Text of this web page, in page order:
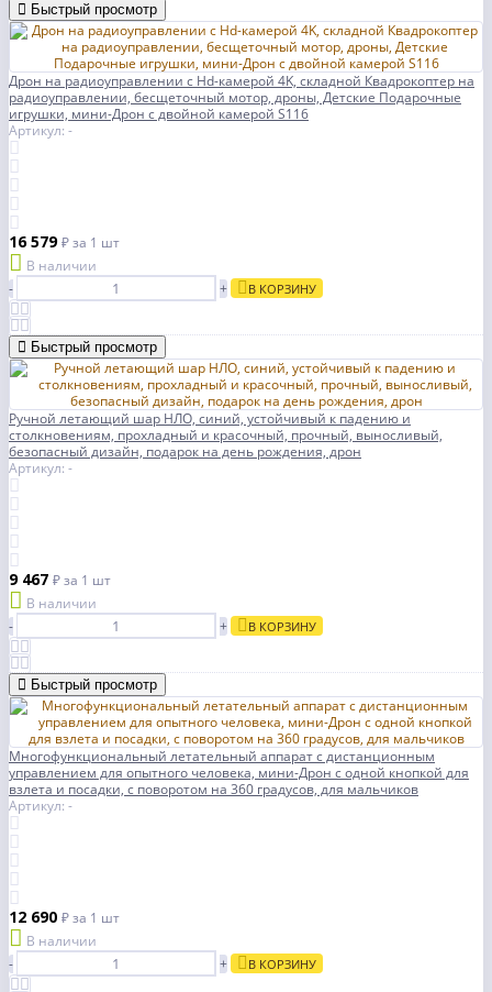
Быстрый просмотр
Дрон на радиоуправлении с Hd-камерой 4K, складной Квадрокоптер на
радиоуправлении, бесщеточный мотор, дроны, Детские Подарочные
игрушки, мини-Дрон с двойной камерой S116
Артикул: -
16 579₽за 1 шт
В наличии
-
+ В КОРЗИНУ
Быстрый просмотр
Ручной летающий шар НЛО, синий, устойчивый к падению и
столкновениям, прохладный и красочный, прочный, выносливый,
безопасный дизайн, подарок на день рождения, дрон
Артикул: -
9 467 ₽за 1 шт
В наличии
-
+ В КОРЗИНУ
Быстрый просмотр
Многофункциональный летательный аппарат с дистанционным
управлением для опытного человека, мини-Дрон с одной кнопкой для
взлета и посадки, с поворотом на 360 градусов, для мальчиков
Артикул: -
12 690 ₽за 1 шт
В наличии
-
+ В КОРЗИНУ